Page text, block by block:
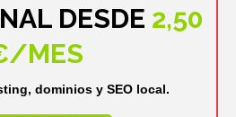
DESDE 2,50
MES
dominios y SEO local.